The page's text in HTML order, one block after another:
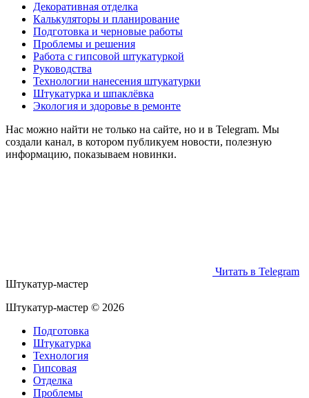
Декоративная отделка
Калькуляторы и планирование
Подготовка и черновые работы
Проблемы и решения
Работа с гипсовой штукатуркой
Руководства
Технологии нанесения штукатурки
Штукатурка и шпаклёвка
Экология и здоровье в ремонте
Нас можно найти не только на сайте, но и в Telegram. Мы
создали канал, в котором публикуем новости, полезную
информацию, показываем новинки.
Читать в Telegram
Штукатур-мастер
Штукатур-мастер © 2026
Подготовка
Штукатурка
Технология
Гипсовая
Отделка
Проблемы